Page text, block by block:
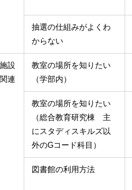
抽選の仕組みがよくわ
からない
施設
関連
教室の場所を知りたい
（学部内）
教室の場所を知りたい
（総合教育研究棟 主
にスタディスキルズ以
外のGコード科目）
図書館の利用方法